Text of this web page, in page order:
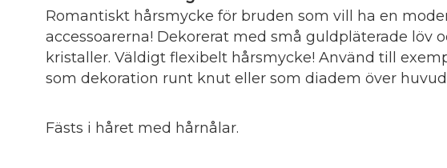
Romantiskt hårsmycke för bruden som vill ha en
accessoarerna! Dekorerat med små guldpläterade löv
kristaller. Väldigt flexibelt hårsmycke! Använd till
som dekoration runt knut eller som diadem över
Fästs i håret med hårnålar.